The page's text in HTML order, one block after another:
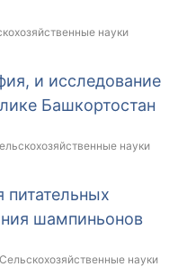
науки
и исследование
Башкортостан
науки
питательных
шампиньонов
науки